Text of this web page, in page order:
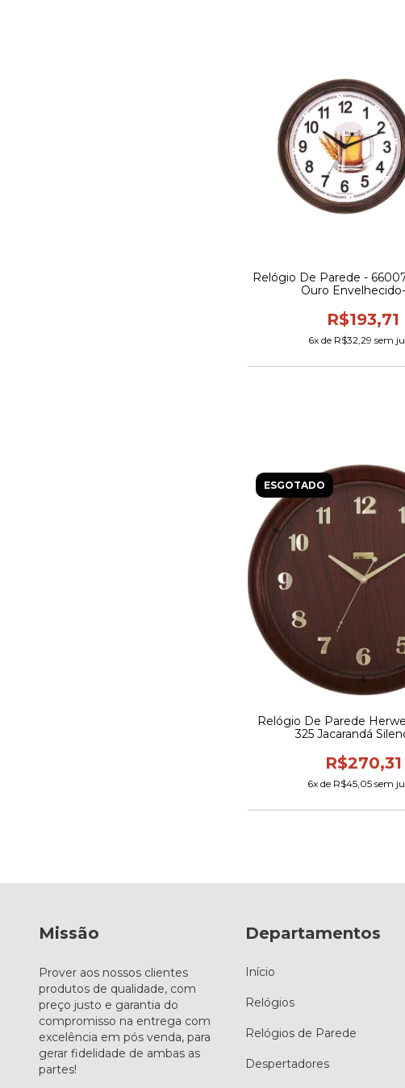
Relógio De Parede -
Ouro
R$193,71
6x de R$32,29 sem
ESGOTADO
Relógio De Parede
325 Jacarandá
R$270,31
6x de R$45,05 sem
Missão
Prover aos nossos clientes
produtos de qualidade, com
preço justo e garantia do
compromisso na entrega com
excelência em pós venda, para
gerar fidelidade de ambas as
partes!
Departamentos
Início
Relógios
Relógios de Parede
Despertadores